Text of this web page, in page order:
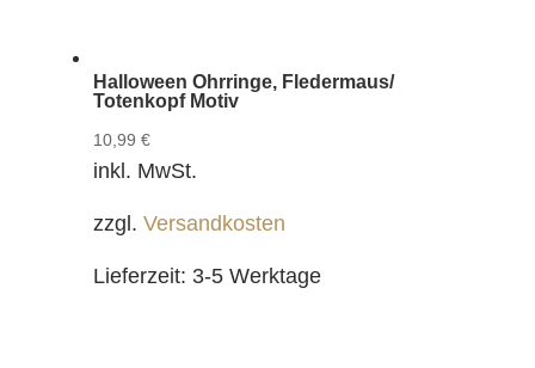
Halloween Ohrringe, Fledermaus/
Totenkopf Motiv
10,99 €
inkl. MwSt.
zzgl. Versandkosten
Lieferzeit: 3-5 Werktage